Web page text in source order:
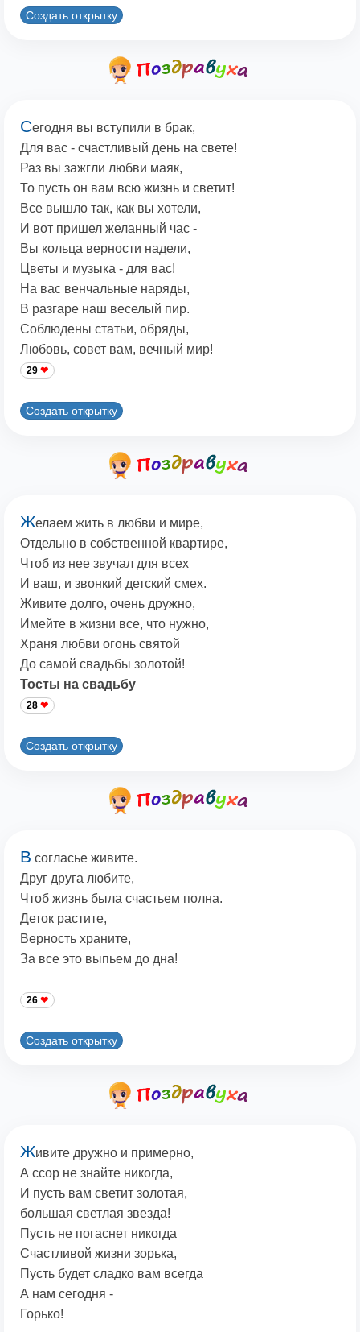
Создать открытку
Сегодня вы вступили в брак,
Для вас - счастливый день на свете!
Раз вы зажгли любви маяк,
То пусть он вам всю жизнь и светит!
Все вышло так, как вы хотели,
И вот пришел желанный час -
Вы кольца верности надели,
Цветы и музыка - для вас!
На вас венчальные наряды,
В разгаре наш веселый пир.
Соблюдены статьи, обряды,
Любовь, совет вам, вечный мир!
29
Создать открытку
Желаем жить в любви и мире,
Отдельно в собственной квартире,
Чтоб из нее звучал для всех
И ваш, и звонкий детский смех.
Живите долго, очень дружно,
Имейте в жизни все, что нужно,
Храня любви огонь святой
До самой свадьбы золотой!
Тосты на свадьбу
28
Создать открытку
В согласье живите.
Друг друга любите,
Чтоб жизнь была счастьем полна.
Деток растите,
Верность храните,
За все это выпьем до дна!
26
Создать открытку
Живите дружно и примерно,
А ссор не знайте никогда,
И пусть вам светит золотая,
большая светлая звезда!
Пусть не погаснет никогда
Счастливой жизни зорька,
Пусть будет сладко вам всегда
А нам сегодня -
Горько!